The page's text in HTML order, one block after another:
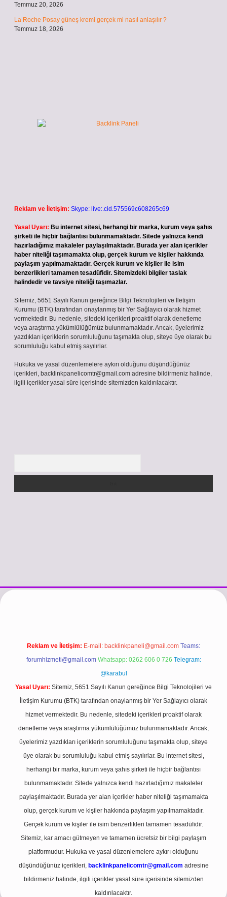
Temmuz 20, 2026
La Roche Posay güneş kremi gerçek mi nasıl anlaşılır ?
Temmuz 18, 2026
Reklam ve İletişim: Skype: live:.cid.575569c608265c69
Yasal Uyarı: Bu internet sitesi, herhangi bir marka, kurum veya şahıs
şirketi ile hiçbir bağlantısı bulunmamaktadır. Sitede yalnızca kendi
hazırladığımız makaleler paylaşılmaktadır. Burada yer alan içerikler
haber niteliği taşımamakta olup, gerçek kurum ve kişiler hakkında
paylaşım yapılmamaktadır. Gerçek kurum ve kişiler ile isim
benzerlikleri tamamen tesadüfidir. Sitemizdeki bilgiler taslak
halindedir ve tavsiye niteliği taşımazlar.
Sitemiz, 5651 Sayılı Kanun gereğince Bilgi Teknolojileri ve İletişim
Kurumu (BTK) tarafından onaylanmış bir Yer Sağlayıcı olarak hizmet
vermektedir. Bu nedenle, sitedeki içerikleri proaktif olarak denetleme
veya araştırma yükümlülüğümüz bulunmamaktadır. Ancak, üyelerimiz
yazdıkları içeriklerin sorumluluğunu taşımakta olup, siteye üye olarak bu
sorumluluğu kabul etmiş sayılırlar.
Hukuka ve yasal düzenlemelere aykırı olduğunu düşündüğünüz
içerikleri, backlinkpanelicomtr@gmail.com adresine bildirmeniz halinde,
ilgili içerikler yasal süre içerisinde sitemizden kaldırılacaktır.
vdcasino güncel girişhttps://www.betexper.xyz/betci.cobetci
Reklam ve İletişim: E-mail: backlinkpaneli@gmail.com Teams:
forumhizmeti@gmail.com Whatsapp: 0262 606 0 726 Telegram:
@karabul
Yasal Uyarı: Sitemiz, 5651 Sayılı Kanun gereğince Bilgi Teknolojileri ve
İletişim Kurumu (BTK) tarafından onaylanmış bir Yer Sağlayıcı olarak
hizmet vermektedir. Bu nedenle, sitedeki içerikleri proaktif olarak
denetleme veya araştırma yükümlülüğümüz bulunmamaktadır. Ancak,
üyelerimiz yazdıkları içeriklerin sorumluluğunu taşımakta olup, siteye
üye olarak bu sorumluluğu kabul etmiş sayılırlar. Bu internet sitesi,
herhangi bir marka, kurum veya şahıs şirketi ile hiçbir bağlantısı
bulunmamaktadır. Sitede yalnızca kendi hazırladığımız makaleler
paylaşılmaktadır. Burada yer alan içerikler haber niteliği taşımamakta
olup, gerçek kurum ve kişiler hakkında paylaşım yapılmamaktadır.
Gerçek kurum ve kişiler ile isim benzerlikleri tamamen tesadüfidir.
Sitemiz, kar amacı gütmeyen ve tamamen ücretsiz bir bilgi paylaşım
platformudur. Hukuka ve yasal düzenlemelere aykırı olduğunu
düşündüğünüz içerikleri, backlinkpanelicomtr@gmail.com adresine
bildirmeniz halinde, ilgili içerikler yasal süre içerisinde sitemizden
kaldırılacaktır.